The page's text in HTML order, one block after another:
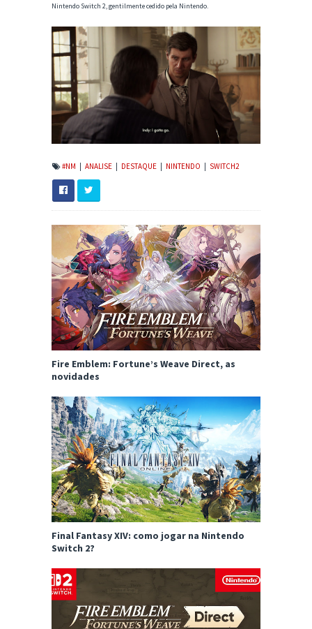
Nintendo Switch 2, gentilmente cedido pela Nintendo.
#NM ANALISE DESTAQUE NINTENDO SWITCH2
Fire Emblem: Fortune’s Weave Direct, as
novidades
Final Fantasy XIV: como jogar na Nintendo
Switch 2?